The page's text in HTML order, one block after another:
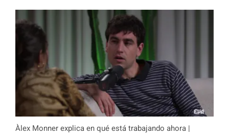
Àlex Monner explica en qué está trabajando ahora |